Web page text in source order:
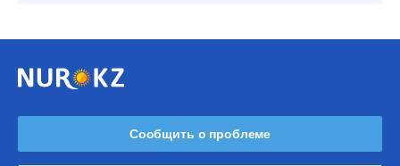
Сообщить о проблеме